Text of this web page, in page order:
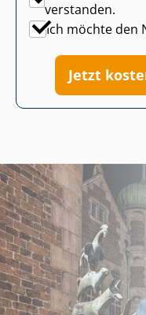
verstanden.
Ich möchte den
Jetzt